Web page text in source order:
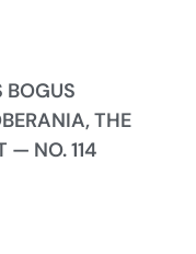
BOGUS
THE
— NO. 114